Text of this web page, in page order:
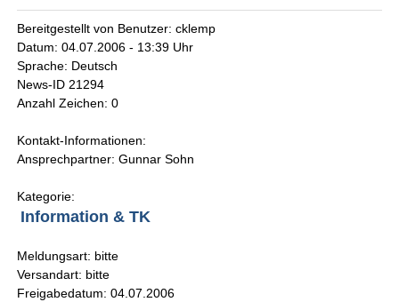
Bereitgestellt von Benutzer: cklemp
Datum: 04.07.2006 - 13:39 Uhr
Sprache: Deutsch
News-ID 21294
Anzahl Zeichen: 0
Kontakt-Informationen:
Ansprechpartner: Gunnar Sohn
Kategorie:
Information & TK
Meldungsart: bitte
Versandart: bitte
Freigabedatum: 04.07.2006